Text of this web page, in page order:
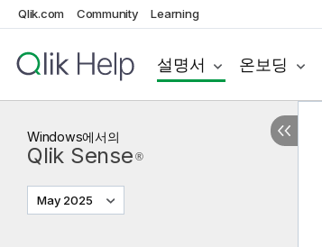
Qlik.com Community Learning
설명서 온보딩
Windows에서의
Qlik Sense ®
May 2025